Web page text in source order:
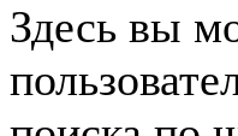
Здесь вы